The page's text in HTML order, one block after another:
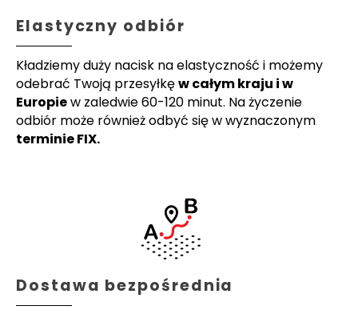
Elastyczny odbiór
Kładziemy duży nacisk na elastyczność i możemy
odebrać Twoją przesyłkęw całym kraju i w
Europiew zaledwie 60-120 minut. Na życzenie
odbiór może również odbyć się w wyznaczonym
terminie FIX.
Dostawa bezpośrednia